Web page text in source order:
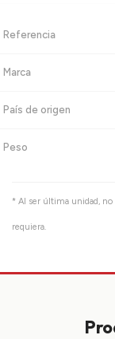
Referencia
Marca
País de origen
Peso
* Al ser última unidad,
requiera.